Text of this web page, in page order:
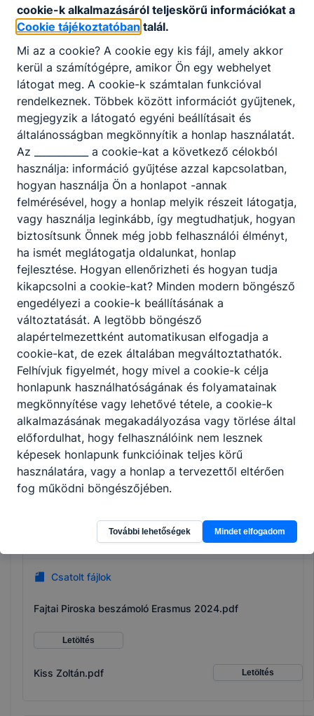
Bővebben a projektről
2024-1-HU01-KA121-VET-000209368
Bővebben a projektről
Szakmai kerekasztal-beszélgetés az
együttműködés erősítéséért a KSZC Eötvös
Loránd Műszaki Technikumban
Bővebben a projektről
2024-1-HU01-KA121-VET-000209023
Bővebben a projektről
2023-1-HU01-KA121-VET-000125069
Bővebben a projektről
Csatolt fájlok
Fajtai Piroska beszámoló Erasmus 2024.pdf
Letöltés
Kiss Zoltán.pdf Letöltés
cookie-k alkalmazásáról teljeskörű információkat a
Cookie tájékoztatóban talál.
Mi az a cookie? A cookie egy kis fájl, amely akkor
kerül a számítógépre, amikor Ön egy webhelyet
látogat meg. A cookie-k számtalan funkcióval
rendelkeznek. Többek között információt gyűjtenek,
megjegyzik a látogató egyéni beállításait és
általánosságban megkönnyítik a honlap használatát.
Az ___________ a cookie-kat a következő célokból
használja: információ gyűjtése azzal kapcsolatban,
hogyan használja Ön a honlapot -annak
felmérésével, hogy a honlap melyik részeit látogatja,
vagy használja leginkább, így megtudhatjuk, hogyan
biztosítsunk Önnek még jobb felhasználói élményt,
ha ismét meglátogatja oldalunkat, honlap
fejlesztése. Hogyan ellenőrizheti és hogyan tudja
kikapcsolni a cookie-kat? Minden modern böngésző
engedélyezi a cookie-k beállításának a
változtatását. A legtöbb böngésző
alapértelmezettként automatikusan elfogadja a
cookie-kat, de ezek általában megváltoztathatók.
Felhívjuk figyelmét, hogy mivel a cookie-k célja
honlapunk használhatóságának és folyamatainak
megkönnyítése vagy lehetővé tétele, a cookie-k
alkalmazásának megakadályozása vagy törlése által
előfordulhat, hogy felhasználóink nem lesznek
képesek honlapunk funkcióinak teljes körű
használatára, vagy a honlap a tervezettől eltérően
fog működni böngészőjében.
További lehetőségek Mindet elfogadom